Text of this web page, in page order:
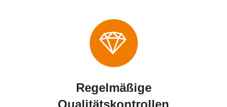
Regelmäßige
Qualitätskontrollen